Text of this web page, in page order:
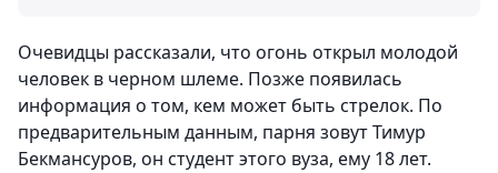
Очевидцы рассказали, что огонь открыл молодой
человек в черном шлеме. Позже появилась
информация о том, кем может быть стрелок. По
предварительным данным, парня зовут Тимур
Бекмансуров, он студент этого вуза, ему 18 лет.